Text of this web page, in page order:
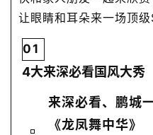
让眼睛和耳朵来一场顶级
01
4大来深必看国风大秀
来深必看、鹏城
《龙凤舞中华》